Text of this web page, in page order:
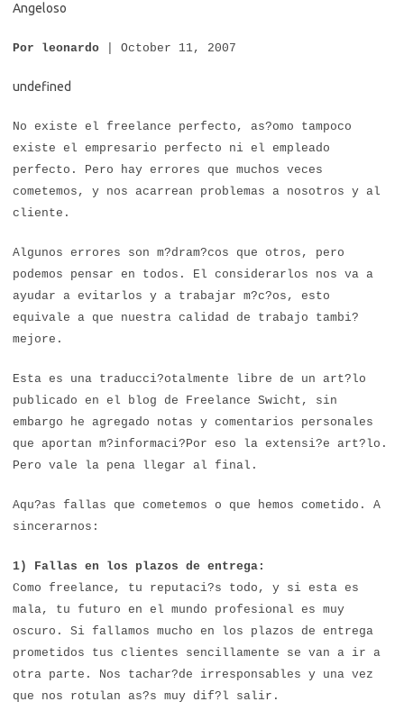
Angeloso
Por leonardo | October 11, 2007
undefined
No existe el freelance perfecto, as?omo tampoco
existe el empresario perfecto ni el empleado
perfecto. Pero hay errores que muchos veces
cometemos, y nos acarrean problemas a nosotros y al
cliente.
Algunos errores son m?dram?cos que otros, pero
podemos pensar en todos. El considerarlos nos va a
ayudar a evitarlos y a trabajar m?c?os, esto
equivale a que nuestra calidad de trabajo tambi?
mejore.
Esta es una traducci?otalmente libre de un art?lo
publicado en el blog de Freelance Swicht, sin
embargo he agregado notas y comentarios personales
que aportan m?informaci?Por eso la extensi?e art?lo.
Pero vale la pena llegar al final.
Aqu?as fallas que cometemos o que hemos cometido. A
sincerarnos:
1) Fallas en los plazos de entrega:
Como freelance, tu reputaci?s todo, y si esta es
mala, tu futuro en el mundo profesional es muy
oscuro. Si fallamos mucho en los plazos de entrega
prometidos tus clientes sencillamente se van a ir a
otra parte. Nos tachar?de irresponsables y una vez
que nos rotulan as?s muy dif?l salir.